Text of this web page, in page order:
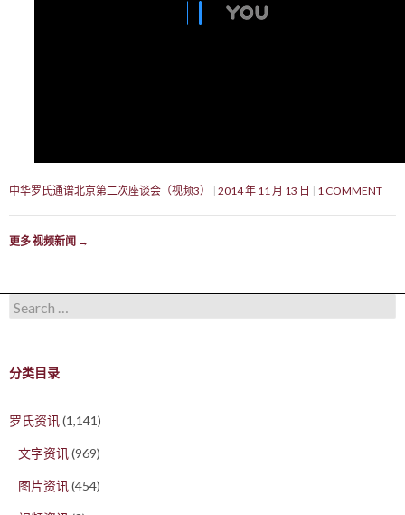
中华罗氏通谱北京第二次座谈会（视频3） 2014 年 11 月 13 日 1 COMMENT
更多 视频新闻 →
Search for:
分类目录
罗氏资讯(1,141)
文字资讯(969)
图片资讯(454)